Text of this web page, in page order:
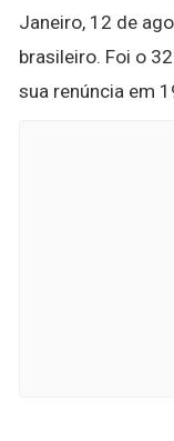
Janeiro, 12 de
brasileiro. Foi o
sua renúncia em